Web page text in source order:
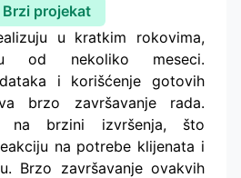
Brzi projekat
u kratkim rokovima,
od nekoliko meseci.
i korišćenje gotovih
brzo završavanje rada.
na brzini izvršenja, što
na potrebe klijenata i
Brzo završavanje ovakvih